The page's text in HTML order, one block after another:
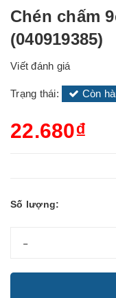
Chén chấm
(040919385)
Viết đánh giá
Trạng thái: Còn
22.680₫
Số lượng:
-